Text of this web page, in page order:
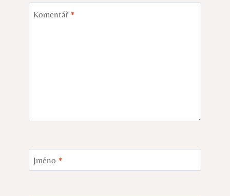
Komentář *
Jméno *